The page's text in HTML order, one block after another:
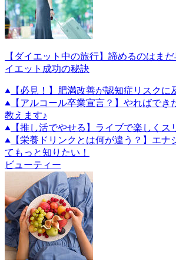
【ダイエット中の旅行】諦めるのはま
イエット成功の秘訣
【必見！】肥満改善が認知症リスクに
【アルコール卒業宣言？】やればでき
教えます♪
【推し活でやせる】ライブで楽しくス
【栄養ドリンクとは何が違う？】エナ
てもっと知りたい！
ビューティー